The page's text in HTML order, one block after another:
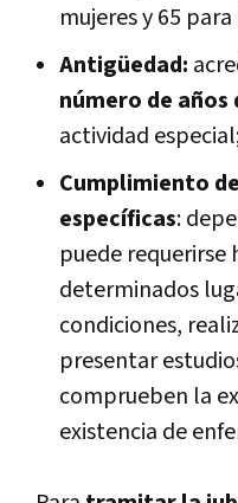
mujeres y 65
Antigüedad:
número de años
actividad
Cumplimiento
específicas:
puede
determinados
condiciones,
presentar
comprueben la
existencia de